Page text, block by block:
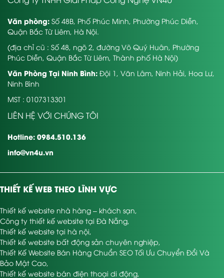
Văn phòng: Số 48B, Phố Phúc Minh, Phường Phúc Diễn,
Quận Bắc Từ Liêm, Hà Nội.
(địa chỉ cũ : Số 48, ngõ 2, đường Võ Quý Huân, Phường
Phúc Diễn, Quận Bắc Từ Liêm, Thành phố Hà Nội)
Văn Phòng Tại Ninh Bình: Đội 1, Văn Lâm, Ninh Hải, Hoa Lư,
Ninh Bình
MST : 0107313301
LIÊN HỆ VỚI CHÚNG TÔI
Hotline: 0984.510.136
info@vn4u.vn
THIẾT KẾ WEB THEO LĨNH VỰC
Thiết kế website nhà hàng – khách sạn,
Công ty thiết kế website tại Đà Nẵng,
Thiết kế website tại hà nội,
Thiết kế website bất động sản chuyên nghiệp,
Thiết Kế Website Bán Hàng Chuẩn SEO Tối Ưu Chuyển Đổi Và
Bảo Mật Cao,
Thiết kế website bán điện thoại di động,